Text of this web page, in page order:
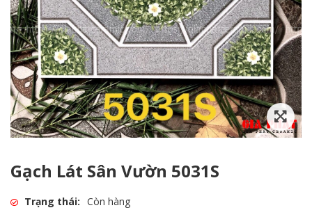
Gạch Lát Sân Vườn 5031S
Trạng thái: Còn hàng